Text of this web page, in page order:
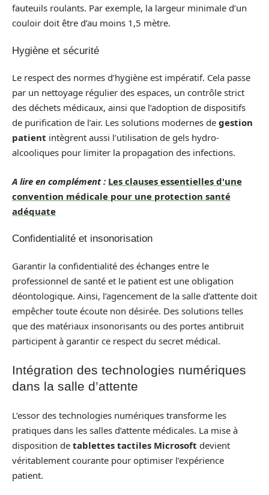
fauteuils roulants. Par exemple, la largeur minimale d’un
couloir doit être d’au moins 1,5 mètre.
Hygiène et sécurité
Le respect des normes d’hygiène est impératif. Cela passe
par un nettoyage régulier des espaces, un contrôle strict
des déchets médicaux, ainsi que l’adoption de dispositifs
de purification de l’air. Les solutions modernes de gestion
patient intègrent aussi l’utilisation de gels hydro-
alcooliques pour limiter la propagation des infections.
A lire en complément : Les clauses essentielles d'une
convention médicale pour une protection santé
adéquate
Confidentialité et insonorisation
Garantir la confidentialité des échanges entre le
professionnel de santé et le patient est une obligation
déontologique. Ainsi, l’agencement de la salle d’attente doit
empêcher toute écoute non désirée. Des solutions telles
que des matériaux insonorisants ou des portes antibruit
participent à garantir ce respect du secret médical.
Intégration des technologies numériques
dans la salle d’attente
L’essor des technologies numériques transforme les
pratiques dans les salles d’attente médicales. La mise à
disposition de tablettes tactiles Microsoft devient
véritablement courante pour optimiser l’expérience
patient.